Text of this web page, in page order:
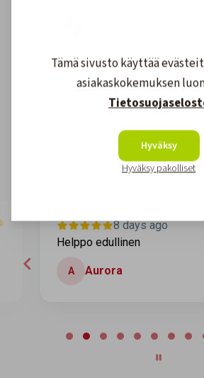
Asiakkaidemme
Kirjoita arvostelu
8 days ago
Helppo edullinen
A Aurora
Tämä sivusto käyttää
asiakaskokemuksen
Hyväksy
Hyväksy pakolliset